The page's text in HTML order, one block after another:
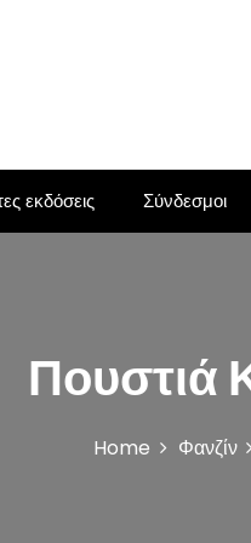
εκδόσεις Σύνδεσμοι
Πουστιά
Home Φανζίν